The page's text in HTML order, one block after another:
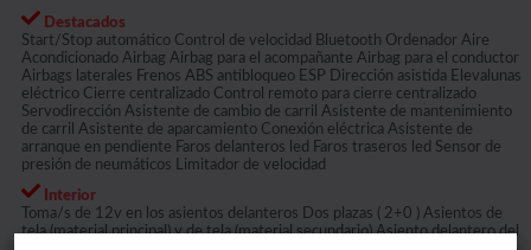
Destacados
Start/Stop automático Control de velocidad Bluetooth Ordenador Aire
Acondicionado Airbag Airbag para el acompañante Airbag para el conductor
Airbags laterales Frenos ABS antibloqueo ESP Dirección asistida Elevalunas
eléctrico Cierre centralizado Control remoto para cierre centralizado
Servodirección Asistente de cambio de carril Asistente de mantenimiento
de carril Asistente de aparcamiento Conexión eléctrica Asistente de
arranque en pendiente Faros delanteros led Faros traseros led Sensor de
presión de neumáticos Limitador de velocidad
Interior
Toma/s de 12v en los asientos delanteros Dos plazas ( 2+0 ) Asientos de
tela (material principal) y de tela (material secundario) Asiento delantero del